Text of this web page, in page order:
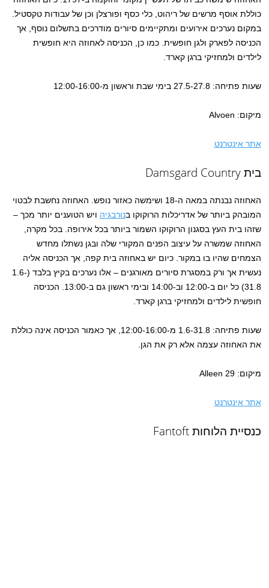
כוללת אוסף מרשים של ריהוט, כלי כסף ופורצלן וכן של עבודות טקסטיל.
במקום נערכים אירועים ומתקיימים סיורים מודרכים בתשלום נוסף, אך
הכניסה לפארק ולגן חופשית. כמו כן, הכניסה לאחוזה היא חופשית
לילדים ולמחזיקי ברגן קארד.
שעות פתיחה: 27.5-27.8 בימי שבת וראשון מ-12:00-16:00
מיקום: Alvoen
אתר אינטרנט
בית Damsgard Country
האחוזה נבנתה במאה ה-18 ושימשה כאזור נופש. האחוזה נחשבת לבטוי
המובהק ביותר של אדריכלות הרוקוקו בנורבגיה ויש הטוענים יותר מכך –
שזהו בית העץ בסגנון הרוקוקו השמור ביותר בכל אירופה. בכל מקרה,
האחוזה שמשרה על עיצוב הפנים המקורי שלה ובגן נשתלו מחדש
הצמחים שהיו בו במקור. כיום יש באחוזה בית קפה, אך הכניסה אליה
נעשית אך ורק במסגרת סיורים מאורגנים – אלו נערכים בקיץ בלבד (1.6-
31.8) כל יום ב-12:00 וב-14:00 ובימי ראשון גם ב-13:00. הכניסה
חופשית לילדים ולמחזיקי ברגן קארד.
שעות פתיחה: 1.6-31.8 מ-12:00-16:00, אך כאמור הכניסה אינה כוללת
את האחוזה עצמה אלא רק את הגן.
מיקום: 29 Alleen
אתר אינטרנט
כנסיית הלוחות Fantoft